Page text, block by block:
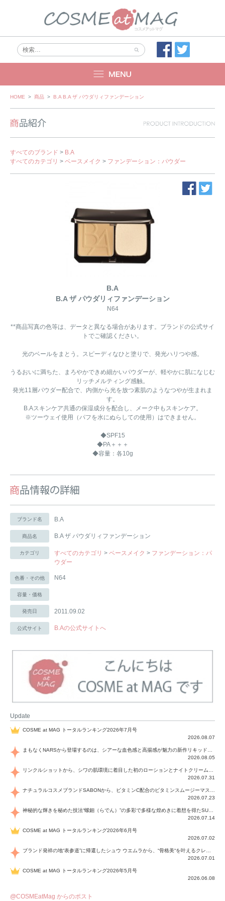
Skip
HOME > 商品 > B.A B.A ザ パウダリィファンデーション
すべてのブランド > B.A
すべてのカテゴリ > ベースメイク > ファンデーション：パウダー
B.A
B.A ザ パウダリィファンデーション
N64
**商品写真の色等は、データと異なる場合があります。ブランドの公式サイ
トでご確認ください。
光のベールをまとう。スピーディなひと塗りで、発光ハリつや感。
うるおいに満ちた、まろやかできめ細かいパウダーが、軽やかに肌になじむ
リッチメルティング感触。
発光11層パウダー配合で、内側から光を放つ素肌のようなつやが生まれま
す。
B.Aスキンケア共通の保湿成分を配合し、メーク中もスキンケア。
※ツーウェイ使用（パフを水にぬらしての使用）はできません。
◆SPF15
◆PA＋＋＋
◆容量：各10g
ブランド名 B.A
商品名 B.A ザ パウダリィファンデーション
カテゴリ すべてのカテゴリ > ベースメイク > ファンデーション：パ
ウダー
色番・その他 N64
容量・価格
発売日 2011.09.02
公式サイト B.Aの公式サイトへ
Update
COSME at MAG トータルランキング2026年7月号
2026.08.07
2026.08.05
2026.07.31
2026.07.23
2026.07.14
COSME at MAG トータルランキング2026年6月号
2026.07.02
2026.07.01
COSME at MAG トータルランキング2026年5月号
2026.06.08
@COSMEatMag からのポスト